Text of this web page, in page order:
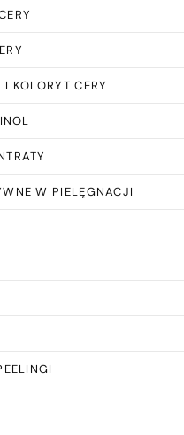
KOLORYT CERY
W PIELĘGNACJI